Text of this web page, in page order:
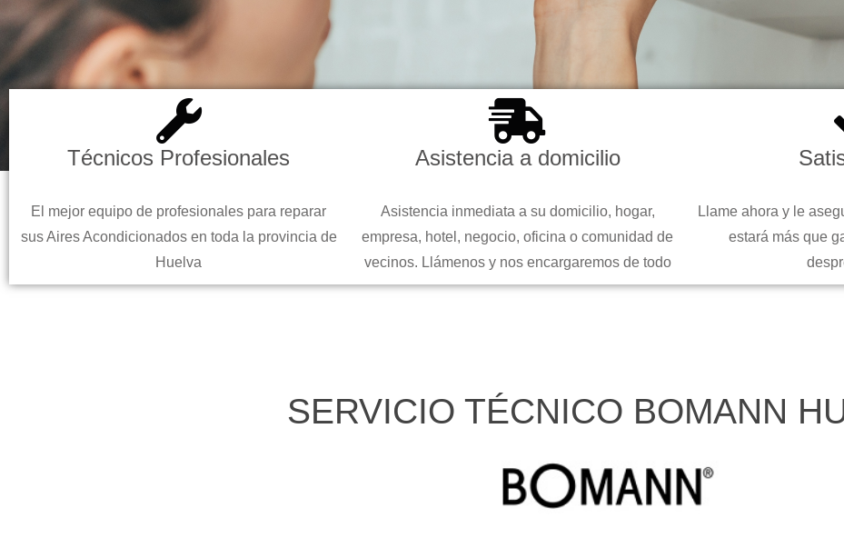
Técnicos Profesionales
El mejor equipo de profesionales para reparar
sus Aires Acondicionados en toda la provincia de
Huelva
Asistencia a domicilio
Asistencia inmediata a su domicilio, hogar,
empresa, hotel, negocio, oficina o comunidad de
vecinos. Llámenos y nos encargaremos de todo
Llame ahora y le
estará más que
SERVICIO TÉCNICO BOMANN